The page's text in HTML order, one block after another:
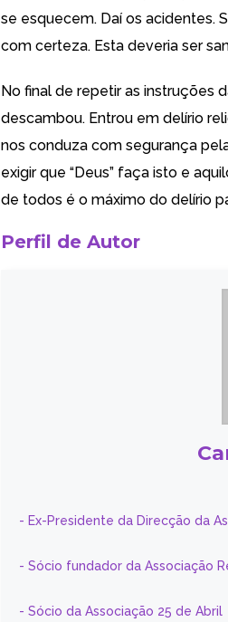
se esquecem. Daí os acidentes.
com certeza. Esta deveria ser
No final de repetir as instruções
descambou. Entrou em delírio
nos conduza com segurança
exigir que “Deus” faça isto e
de todos é o máximo do delírio
Perfil de Autor
- Ex-Presidente da Direcção da
- Sócio fundador da Associação
- Sócio da Associação 25 de Abril